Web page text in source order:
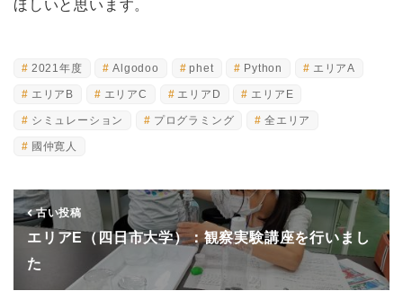
ほしいと思います。
2021年度 Algodoo phet Python エリアA
エリアB エリアC エリアD エリアE
シミュレーション プログラミング 全エリア
國仲寛人
古い投稿
エリアE（四日市大学）：観察実験講座を行いまし
た